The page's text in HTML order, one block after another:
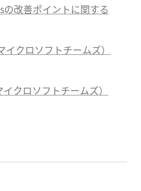
改善ポイントに関する
クロソフトチームズ）
クロソフトチームズ）